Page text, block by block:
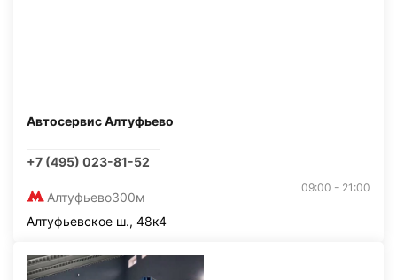
Автосервис Алтуфьево
+7 (495) 023-81-52
Алтуфьево300м
09:00 - 21:00
Алтуфьевское ш., 48к4